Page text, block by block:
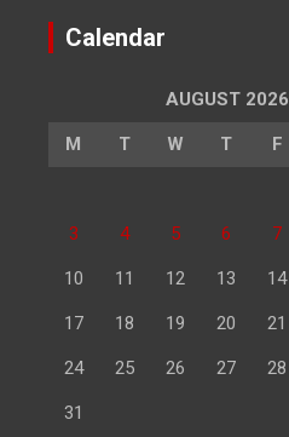
Calendar
AUGUST 2026
M T W T F
3 4 5 6 7
10 11 12 13 14
17 18 19 20 21
24 25 26 27 28
31